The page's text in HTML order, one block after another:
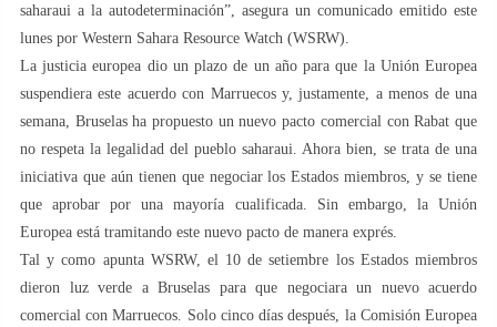
saharaui a la autodeterminación”, asegura un comunicado emitido este
lunes por Western Sahara Resource Watch (WSRW).
La justicia europea dio un plazo de un año para que la Unión Europea
suspendiera este acuerdo con Marruecos y, justamente, a menos de una
semana, Bruselas ha propuesto un nuevo pacto comercial con Rabat que
no respeta la legalidad del pueblo saharaui. Ahora bien, se trata de una
iniciativa que aún tienen que negociar los Estados miembros, y se tiene
que aprobar por una mayoría cualificada. Sin embargo, la Unión
Europea está tramitando este nuevo pacto de manera exprés.
Tal y como apunta WSRW, el 10 de setiembre los Estados miembros
dieron luz verde a Bruselas para que negociara un nuevo acuerdo
comercial con Marruecos. Solo cinco días después, la Comisión Europea